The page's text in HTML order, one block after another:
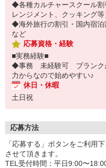
◆各種カルチャースクール割
レンジメント、クッキング等
◆海外旅行の割引・国内宿泊
など
応募資格・経験
■実務経験■
◆事務 未経験可 ブランク
力からなので始めやすい♪
休日・休暇
土日祝
応募方法
「応募する」ボタンをご利用
させて頂きます。
TEL受付時間：平日9:00〜